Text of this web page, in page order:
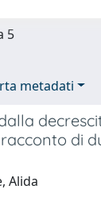
5
metadati
di
Alida